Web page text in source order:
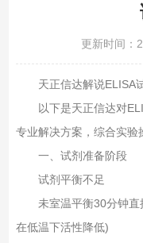
更新时间：
天正信达解说ELISA
以下是天正信达对
专业解决方案，综合实验
一、试剂准备阶段
试剂平衡不足‌
未室温平衡30分钟直
在低温下活性降低)